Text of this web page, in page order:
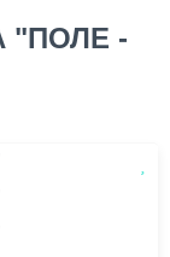
"ПОЛЕ -